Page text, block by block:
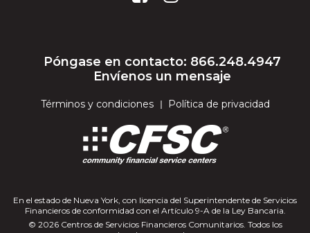
Póngase en contacto: 866.248.4947
Envíenos un mensaje
Términos y condiciones Política de privacidad
En el estado de Nueva York, con licencia del Superintendente de Servicios
Financieros de conformidad con el Artículo 9-A de la Ley Bancaria.
© 2026 Centros de Servicios Financieros Comunitarios. Todos los